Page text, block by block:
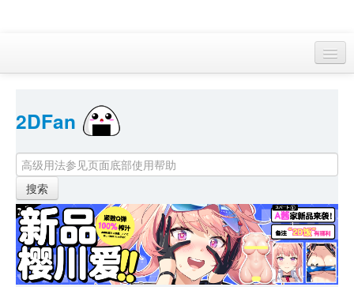
首页
找游戏
下资源
目录
本月新作
站内动态
2DFan